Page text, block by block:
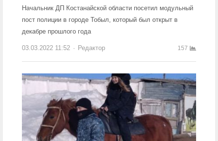
Начальник ДП Костанайской области посетил модульный
пост полиции в городе Тобыл, который был открыт в
декабре прошлого года
03.03.2022 11:52 Author
Редактор 157